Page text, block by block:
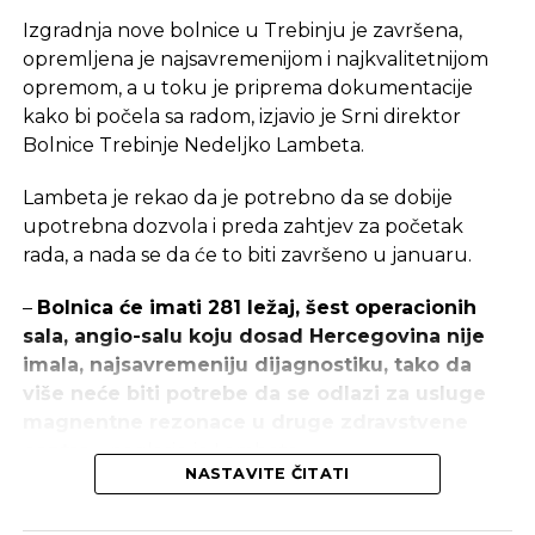
Izgradnja nove bolnice u Trebinju je završena,
opremljena je najsavremenijom i najkvalitetnijom
opremom, a u toku je priprema dokumentacije
kako bi počela sa radom, izjavio je Srni direktor
Bolnice Trebinje Nedeljko Lambeta.
Lambeta je rekao da je potrebno da se dobije
upotrebna dozvola i preda zahtjev za početak
rada, a nada se da će to biti završeno u januaru.
– Bolnica će imati 281 ležaj, šest operacionih
sala, angio-salu koju dosad Hercegovina nije
imala, najsavremeniju dijagnostiku, tako da
više neće biti potrebe da se odlazi za usluge
– naglasio je Lambeta.
NASTAVITE ČITATI